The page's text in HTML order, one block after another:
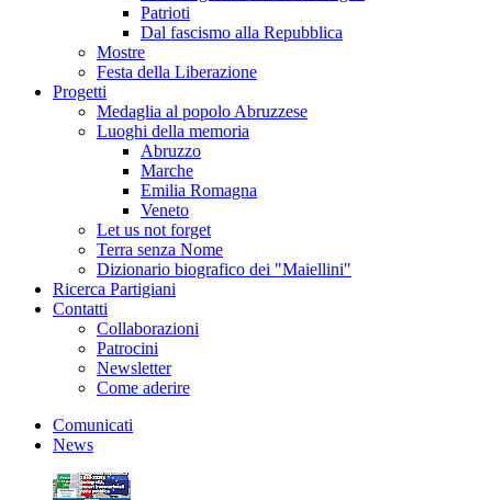
Patrioti
Dal fascismo alla Repubblica
Mostre
Festa della Liberazione
Progetti
Medaglia al popolo Abruzzese
Luoghi della memoria
Abruzzo
Marche
Emilia Romagna
Veneto
Let us not forget
Terra senza Nome
Dizionario biografico dei "Maiellini"
Ricerca Partigiani
Contatti
Collaborazioni
Patrocini
Newsletter
Come aderire
Comunicati
News